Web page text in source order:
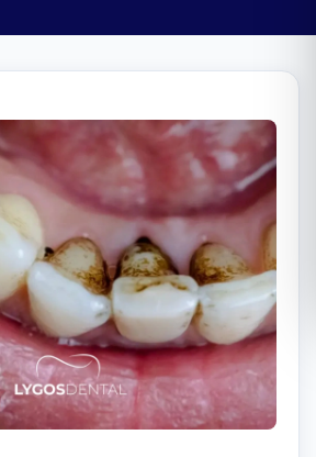
Italiano
Български
Română
Русский